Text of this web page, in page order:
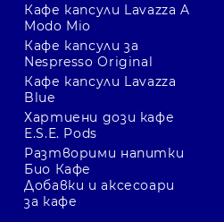
Кафе капсули Lavazza A
Modo Mio
Кафе капсули за
Nespresso Original
Кафе капсули Lavazza
Blue
Хартиени дози кафе
E.S.E. Pods
Разтворими напитки
Био Кафе
Добавки и аксесоари
за кафе